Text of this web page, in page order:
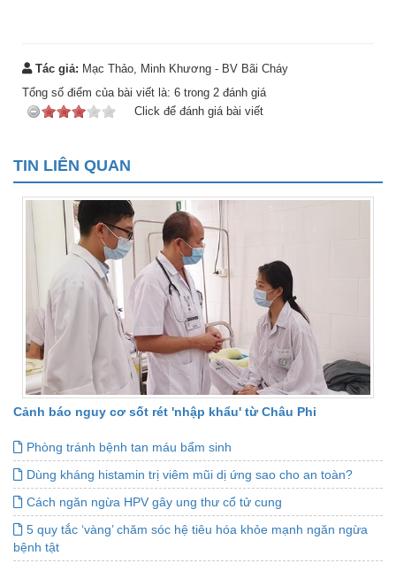
Tác giả: Mạc Thảo, Minh Khương - BV Bãi Cháy
Tổng số điểm của bài viết là: 6 trong 2 đánh giá
Click để đánh giá bài viết
TIN LIÊN QUAN
Cảnh báo nguy cơ sốt rét 'nhập khẩu' từ Châu Phi
Phòng tránh bệnh tan máu bẩm sinh
Dùng kháng histamin trị viêm mũi dị ứng sao cho an toàn?
Cách ngăn ngừa HPV gây ung thư cổ tử cung
5 quy tắc ‘vàng’ chăm sóc hệ tiêu hóa khỏe mạnh ngăn ngừa
bệnh tật